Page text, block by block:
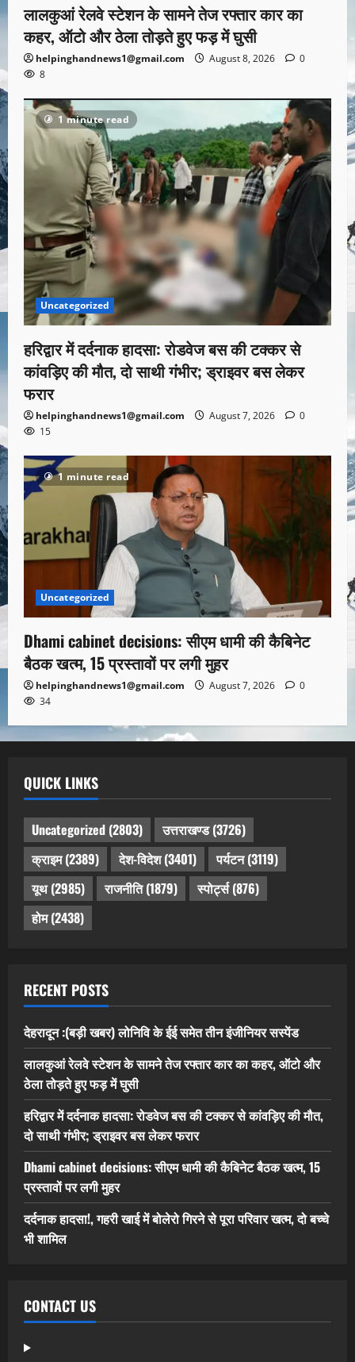
लालकुआं रेलवे स्टेशन के सामने तेज रफ्तार कार का
कहर, ऑटो और ठेला तोड़ते हुए फड़ में घुसी
helpinghandnews1@gmail.com August 8, 2026
0
8
1 minute read
Uncategorized
हरिद्वार में दर्दनाक हादसा: रोडवेज बस की टक्कर से
कांवड़िए की मौत, दो साथी गंभीर; ड्राइवर बस लेकर
फरार
helpinghandnews1@gmail.com August 7, 2026
0
15
1 minute read
Uncategorized
Dhami cabinet decisions: सीएम धामी की कैबिनेट
बैठक खत्म, 15 प्रस्तावों पर लगी मुहर
helpinghandnews1@gmail.com August 7, 2026
0
34
QUICK LINKS
Uncategorized (2803) उत्तराखण्ड(3726)
क्राइम(2389) देश-विदेश(3401) पर्यटन(3119)
यूथ(2985) राजनीति(1879) स्पोर्ट्स(876)
होम(2438)
RECENT POSTS
देहरादून :(बड़ी खबर) लोनिवि के ईई समेत तीन इंजीनियर सस्पेंड
लालकुआं रेलवे स्टेशन के सामने तेज रफ्तार कार का कहर, ऑटो और
ठेला तोड़ते हुए फड़ में घुसी
हरिद्वार में दर्दनाक हादसा: रोडवेज बस की टक्कर से कांवड़िए की मौत,
दो साथी गंभीर; ड्राइवर बस लेकर फरार
Dhami cabinet decisions: सीएम धामी की कैबिनेट बैठक खत्म, 15
प्रस्तावों पर लगी मुहर
दर्दनाक हादसा!, गहरी खाई में बोलेरो गिरने से पूरा परिवार खत्म, दो बच्चे
भी शामिल
CONTACT US